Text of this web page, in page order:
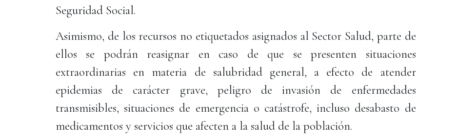
Seguridad Social.
Asimismo, de los recursos no etiquetados asignados al Sector Salud, parte de
ellos se podrán reasignar en caso de que se presenten situaciones
extraordinarias en materia de salubridad general, a efecto de atender
epidemias de carácter grave, peligro de invasión de enfermedades
transmisibles, situaciones de emergencia o catástrofe, incluso desabasto de
medicamentos y servicios que afecten a la salud de la población.